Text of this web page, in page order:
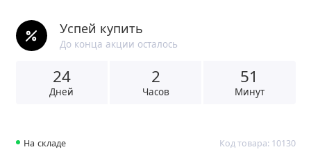
Успей купить
До конца акции осталось
24
Дней
2
Часов
51
Минут
На складе Код товара: 10130